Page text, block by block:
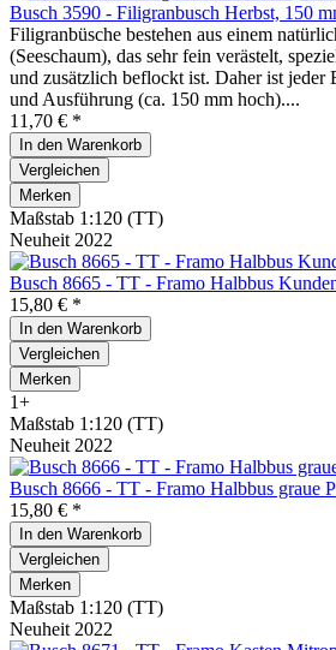
Busch 3590 - Filigranbusch Herbst, 150
Filigranbüsche bestehen aus einem
(Seeschaum), das sehr fein verästelt,
und zusätzlich beflockt ist. Daher ist jeder
und Ausführung (ca. 150 mm hoch)....
11,70 € *
In den Warenkorb
Vergleichen
Merken
Maßstab 1:120 (TT)
Neuheit 2022
Busch 8665 - TT - Framo Halbbus
15,80 € *
In den Warenkorb
Vergleichen
Merken
1+
Maßstab 1:120 (TT)
Neuheit 2022
Busch 8666 - TT - Framo Halbbus graue
15,80 € *
In den Warenkorb
Vergleichen
Merken
Maßstab 1:120 (TT)
Neuheit 2022